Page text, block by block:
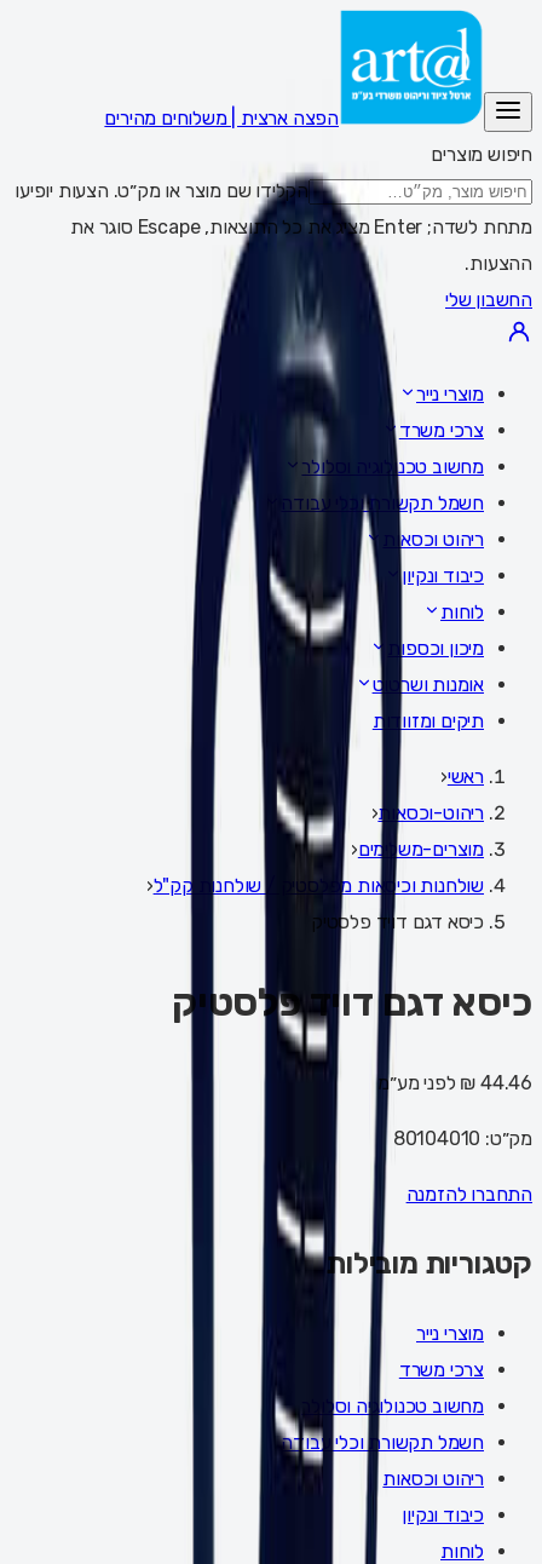
הפצה ארצית | משלוחים מהירים
חיפוש מוצרים
הקלידו שם מוצר או מק״ט. הצעות יופיעו
מתחת לשדה; Enter מציג את כל התוצאות, Escape סוגר את
ההצעות.
החשבון שלי
מוצרי נייר
צרכי משרד
מחשוב טכנולוגיה וסלולר
חשמל תקשורת וכלי עבודה
ריהוט וכסאות
כיבוד ונקיון
לוחות
מיכון וכספות
אומנות ושרטוט
תיקים ומזוודות
ראשי‹
ריהוט-וכסאות‹
מוצרים-משלימים‹
שולחנות וכיסאות מפלסטיק / שולחנות קק"ל‹
כיסא דגם דויד פלסטיק
כיסא דגם דויד פלסטיק
44.46 ₪ לפני מע״מ
מק״ט: 80104010
התחברו להזמנה
קטגוריות מובילות
מוצרי נייר
צרכי משרד
מחשוב טכנולוגיה וסלולר
חשמל תקשורת וכלי עבודה
ריהוט וכסאות
כיבוד ונקיון
לוחות